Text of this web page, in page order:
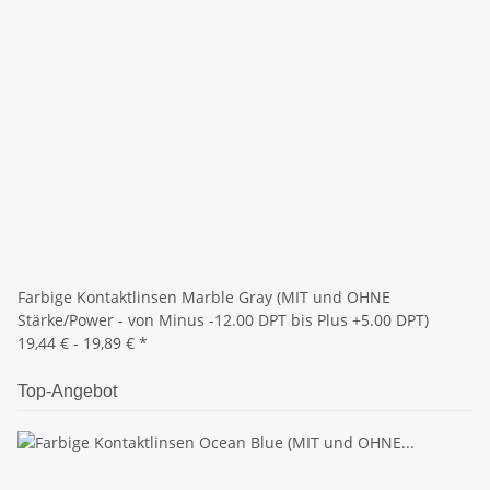
Farbige Kontaktlinsen Marble Gray (MIT und OHNE
Stärke/Power - von Minus -12.00 DPT bis Plus +5.00 DPT)
19,44 € - 19,89 € *
Top-Angebot